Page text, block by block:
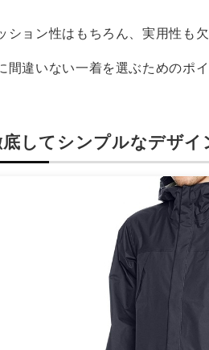
ション性はもちろん、実用性も
間違いない一着を選ぶためのポ
してシンプルなデザイ